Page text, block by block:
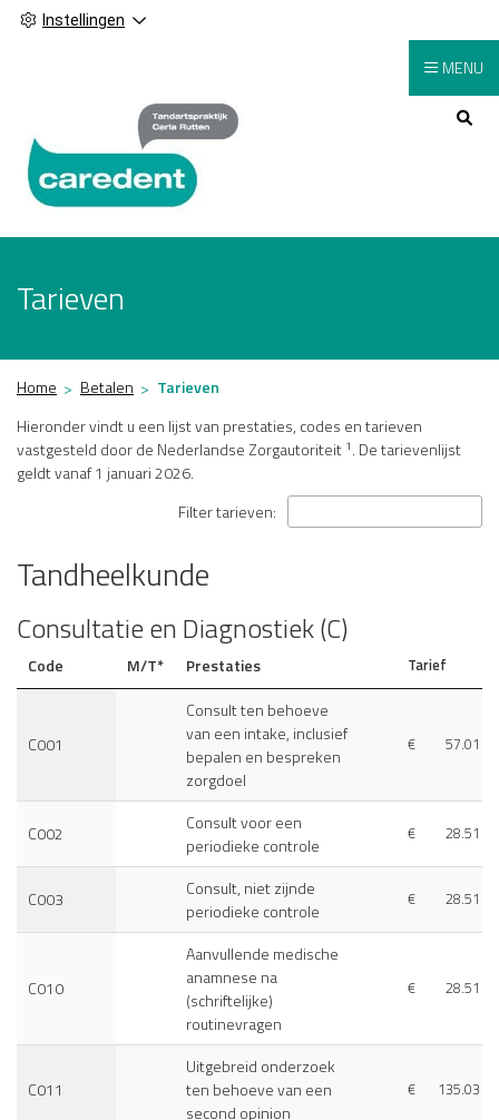
Instellingen
Hoofdmenu
MENU
Tarieven
Home Betalen
Tarieven
Hieronder vindt u een lijst van prestaties, codes en tarieven
vastgesteld door de Nederlandse Zorgautoriteit 1. De tarievenlijst
geldt vanaf 1 januari 2026.
Filter tarieven:
Tandheelkunde
Consultatie en Diagnostiek (C)
Code M/T* Prestaties Tarief
C001
Consult ten behoeve
van een intake, inclusief
bepalen en bespreken
zorgdoel
€ 57.01
C002
Consult voor een
periodieke controle
€ 28.51
C003
Consult, niet zijnde
periodieke controle
€ 28.51
C010
Aanvullende medische
anamnese na
(schriftelijke)
routinevragen
€ 28.51
C011
Uitgebreid onderzoek
ten behoeve van een
second opinion
€ 135.03